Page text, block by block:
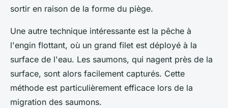
sortir en raison de la forme du piège.
Une autre technique intéressante est la pêche à
l'engin flottant, où un grand filet est déployé à la
surface de l'eau. Les saumons, qui nagent près de la
surface, sont alors facilement capturés. Cette
méthode est particulièrement efficace lors de la
migration des saumons.